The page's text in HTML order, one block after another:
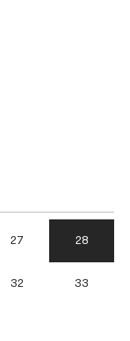
27 28
32 33